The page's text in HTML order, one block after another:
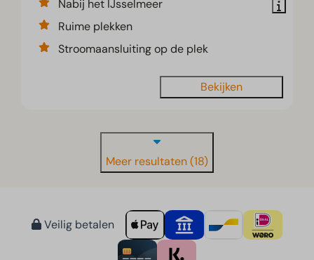
Nabij het IJsselmeer
Ruime plekken
Stroomaansluiting op de plek
Bekijken
Meer resultaten (18)
Veilig betalen